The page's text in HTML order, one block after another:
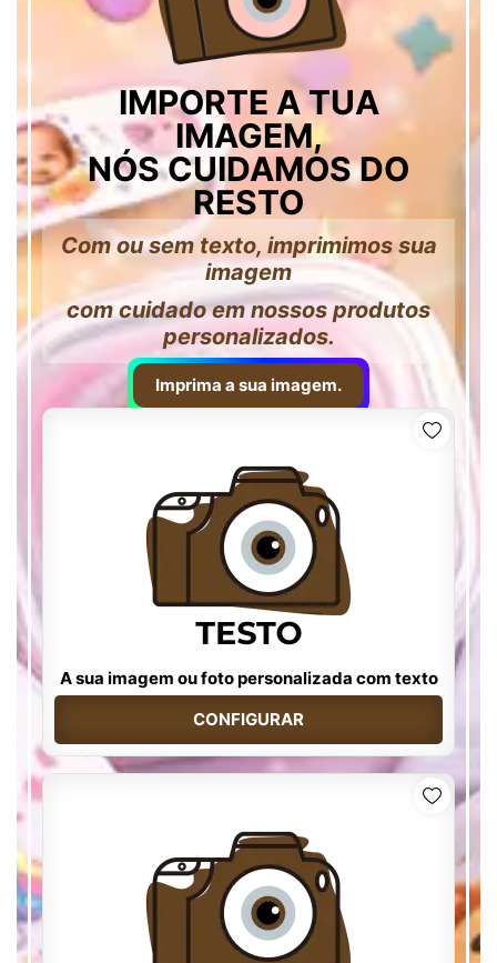
IMPORTE A TUA
IMAGEM,
NÓS CUIDAMOS DO
RESTO
Com ou sem texto, imprimimos sua
imagem
com cuidado em nossos produtos
personalizados.
Imprima a sua imagem.
A sua imagem ou foto personalizada com texto
CONFIGURAR